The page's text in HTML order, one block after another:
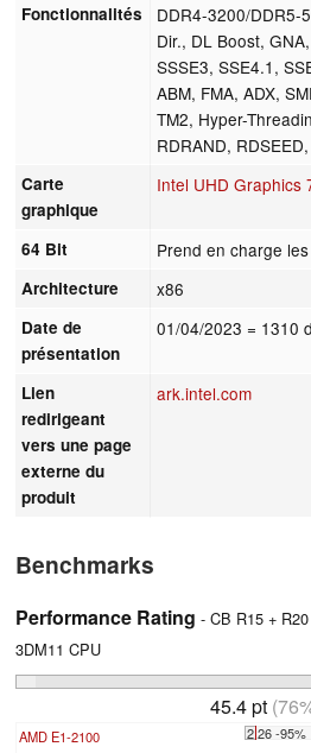
Fonctionnalités
DDR4-3200/DDR5-
Dir., DL Boost,
SSSE3, SSE4.1,
ABM, FMA, ADX,
TM2, Hyper-
RDRAND,
Carte
graphique
Intel UHD Graphics
64 Bit Prend en charge
Architecture x86
Date de
présentation
01/04/2023 = 1310
Lien
redirigeant
vers une page
externe du
produit
ark.intel.com
Benchmarks
Performance Rating - CB R15 +
3DM11 CPU
45.4 pt
AMD E1-2100 2.26 -95%